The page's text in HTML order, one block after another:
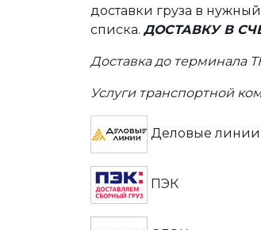
доставки груза в
списка. ДОСТАВКУ В
Доставка до терминала
Услуги транспортной
Деловые
ПЭК